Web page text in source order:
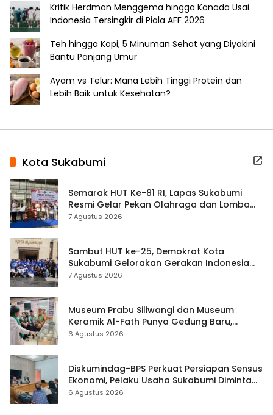
Kritik Herdman Menggema hingga Kanada Usai
Indonesia Tersingkir di Piala AFF 2026
Teh hingga Kopi, 5 Minuman Sehat yang Diyakini
Bantu Panjang Umur
Ayam vs Telur: Mana Lebih Tinggi Protein dan
Lebih Baik untuk Kesehatan?
Kota Sukabumi
Semarak HUT Ke-81 RI, Lapas Sukabumi
Resmi Gelar Pekan Olahraga dan Lomba
Tradisional
7 Agustus 2026
Sambut HUT ke-25, Demokrat Kota
Sukabumi Gelorakan Gerakan Indonesia
ASRI Lewat Aksi Bersih Masjid Agung
7 Agustus 2026
Museum Prabu Siliwangi dan Museum
Keramik Al-Fath Punya Gedung Baru,
Hampir 500 Koleksi Dipisahkan
6 Agustus 2026
Diskumindag-BPS Perkuat Persiapan Sensus
Ekonomi, Pelaku Usaha Sukabumi Diminta
Terbuka Beri Data
6 Agustus 2026